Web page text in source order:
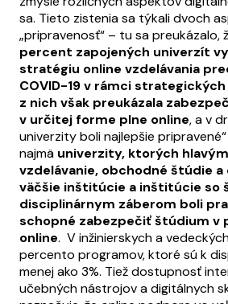
sa. Tieto zistenia sa týkali dvoch
„pripravenosť“ – tu sa preukázalo,
percent zapojených univerzít
stratégiu online vzdelávania
COVID-19 v rámci strategických
z nich však preukázala
v určitej forme plne online, a v
univerzity boli najlepšie
najmä univerzity, ktorých
vzdelávanie, obchodné štúdie a
väčšie inštitúcie a inštitúcie so
disciplinárnym záberom boli
schopné zabezpečiť štúdium v
online. V inžinierskych a
percento programov, ktoré sú k
menej ako 3%. Tiež dostupnosť
učebných nástrojov a digitálnych